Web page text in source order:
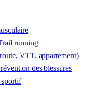
running
VTT, appartement)
des blessures